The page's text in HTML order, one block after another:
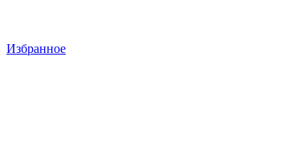
Избранное